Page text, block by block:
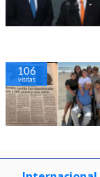
106
visitas